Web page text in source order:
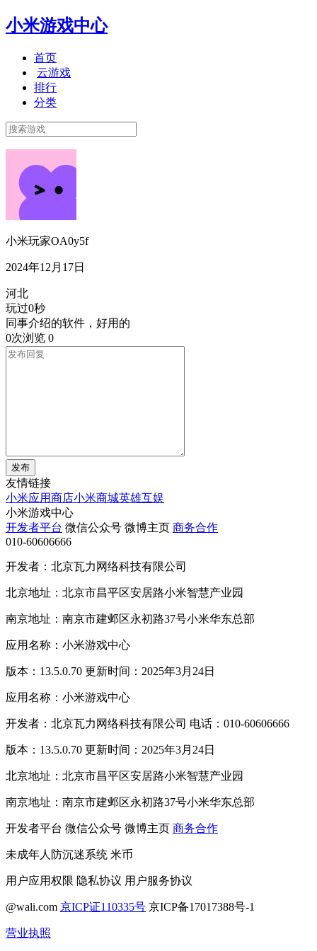
小米游戏中心
首页
云游戏
排行
分类
小米玩家OA0y5f
2024年12月17日
河北
玩过0秒
同事介绍的软件，好用的
0次浏览 0
发布
友情链接
小米应用商店小米商城英雄互娱
小米游戏中心
开发者平台 微信公众号 微博主页 商务合作
010-60606666
开发者：北京瓦力网络科技有限公司
北京地址：北京市昌平区安居路小米智慧产业园
南京地址：南京市建邺区永初路37号小米华东总部
应用名称：小米游戏中心
版本：13.5.0.70 更新时间：2025年3月24日
应用名称：小米游戏中心
开发者：北京瓦力网络科技有限公司 电话：010-60606666
版本：13.5.0.70 更新时间：2025年3月24日
北京地址：北京市昌平区安居路小米智慧产业园
南京地址：南京市建邺区永初路37号小米华东总部
开发者平台 微信公众号 微博主页 商务合作
未成年人防沉迷系统 米币
用户应用权限 隐私协议 用户服务协议
@wali.com 京ICP证110335号 京ICP备17017388号-1
营业执照